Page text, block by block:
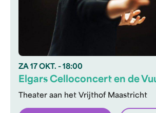
ZA 17 OKT. - 18:00
Theater aan het Vrijthof Maastricht
Elgars Celloconcert en de